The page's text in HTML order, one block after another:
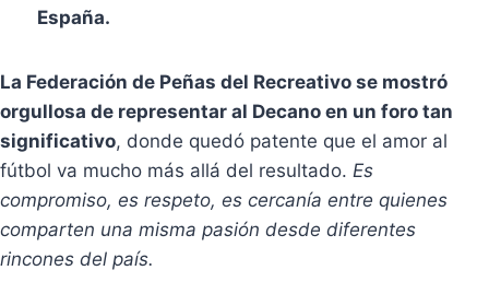
España.
La Federación de Peñas del Recreativo se mostró
orgullosa de representar al Decano en un foro tan
significativo, donde quedó patente que el amor al
fútbol va mucho más allá del resultado. Es
compromiso, es respeto, es cercanía entre quienes
comparten una misma pasión desde diferentes
rincones del país.